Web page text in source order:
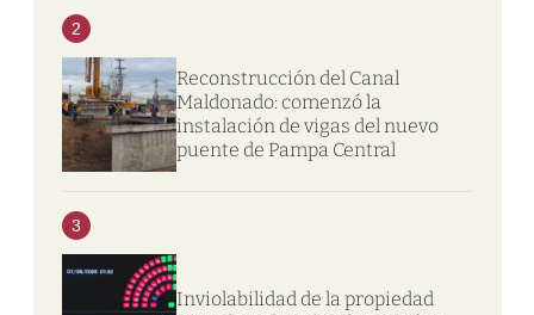
2
Reconstrucción del Canal
Maldonado: comenzó la
instalación de vigas del nuevo
puente de Pampa Central
3
Inviolabilidad de la propiedad